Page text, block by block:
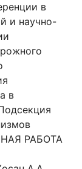
в
и научно-
в
РАБОТА